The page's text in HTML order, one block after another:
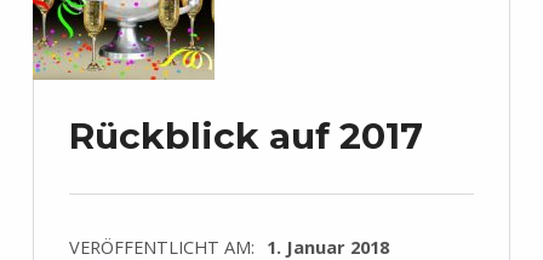
Rückblick auf 2017
VERÖFFENTLICHT AM: 1. Januar 2018